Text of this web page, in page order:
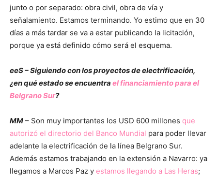
junto o por separado: obra civil, obra de vía y
señalamiento. Estamos terminando. Yo estimo que en 30
días a más tardar se va a estar publicando la licitación,
porque ya está definido cómo será el esquema.
eeS – Siguiendo con los proyectos de electrificación,
¿en qué estado se encuentra el financiamiento para el
Belgrano Sur?
MM – Son muy importantes los USD 600 millones que
autorizó el directorio del Banco Mundial para poder llevar
adelante la electrificación de la línea Belgrano Sur.
Además estamos trabajando en la extensión a Navarro: ya
llegamos a Marcos Paz y estamos llegando a Las Heras;